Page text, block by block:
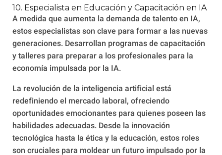
10. Especialista en Educación y Capacitación en IA
A medida que aumenta la demanda de talento en IA,
estos especialistas son clave para formar a las nuevas
generaciones. Desarrollan programas de capacitación
y talleres para preparar a los profesionales para la
economía impulsada por la IA.
La revolución de la inteligencia artificial está
redefiniendo el mercado laboral, ofreciendo
oportunidades emocionantes para quienes poseen las
habilidades adecuadas. Desde la innovación
tecnológica hasta la ética y la educación, estos roles
son cruciales para moldear un futuro impulsado por la